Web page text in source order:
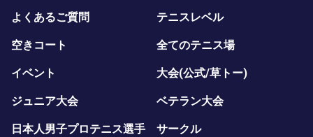
よくあるご質問 テニスレベル
空きコート 全てのテニス場
イベント 大会(公式/草トー)
ジュニア大会 ベテラン大会
日本人男子プロテニス選手 サークル